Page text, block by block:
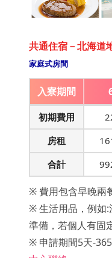
共通住宿－北海道
家庭式房間
入寮期間
初期費用
房租
合計
※ 費用包含早晚兩
※ 生活用品，例如:
準備，若個人有固
※ 申請期間5天-